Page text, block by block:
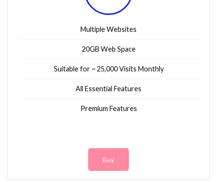
Multiple Websites
20GB Web Space
Suitable for ~ 25,000 Visits Monthly
All Essential Features
Premium Features
Buy